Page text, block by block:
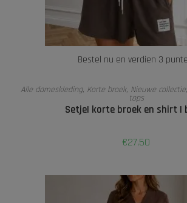
Bestel nu en verdien 3
TOEVOEGEN AAN
Alle dameskleding, Korte broek, Nieuwe collectie,
tops
Setje| korte broek en shirt |
€27,50